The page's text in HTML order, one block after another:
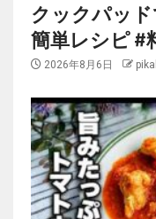
クックパッ
簡単レシピ #
2026年8月6日